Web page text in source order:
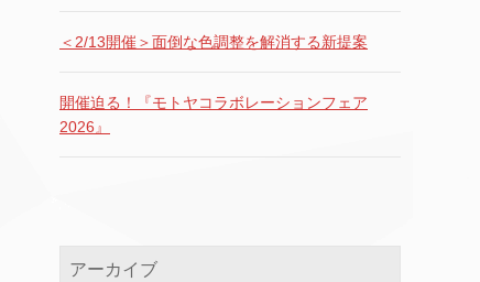
＜2/13開催＞面倒な色調整を解消する新提案
開催迫る！『モトヤコラボレーションフェア
2026』
アーカイブ